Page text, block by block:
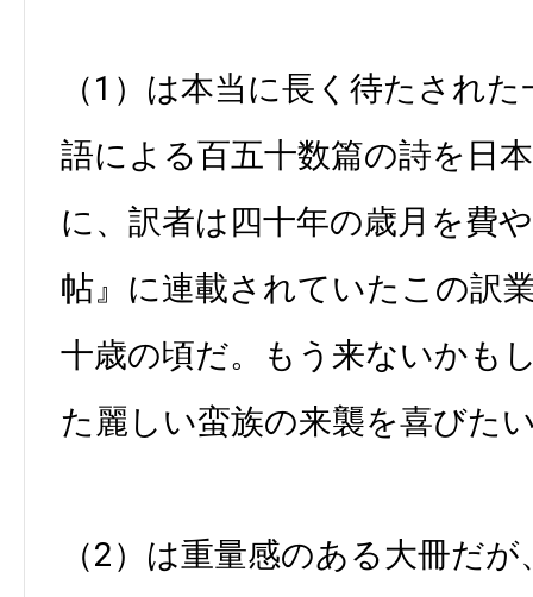
（1）は本当に長く待たされ
語による百五十数篇の詩を日
に、訳者は四十年の歳月を費
帖』に連載されていたこの訳
十歳の頃だ。もう来ないかも
た麗しい蛮族の来襲を喜びた
（2）は重量感のある大冊だ